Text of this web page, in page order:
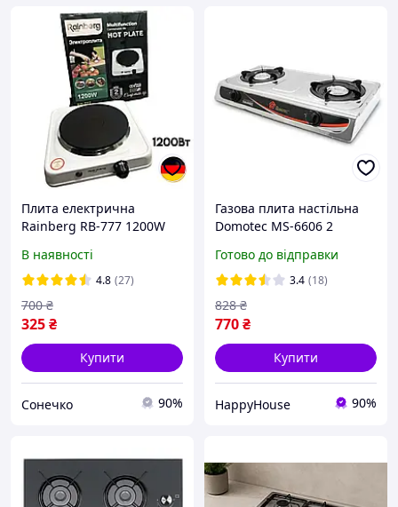
Плита електрична
Rainberg RB-777 1200W
настільна електроплита
на одну конфорку
Німеччина
В наявності
4.8 (27)
325₴
700 ₴
Купити
Сонечко 90%
Газова плита настільна
Domotec MS-6606 2
Готово до відправки
3.4 (18)
770₴
828 ₴
Купити
HappyHouse 90%